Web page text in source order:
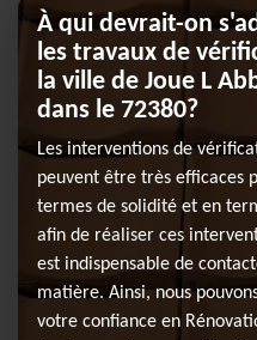
À qui devrait-on
les travaux de
la ville de Joue L
dans le 72380?
Les interventions de
peuvent être très efficaces
termes de solidité et en
afin de réaliser ces
est indispensable de
matière. Ainsi, nous
votre confiance en